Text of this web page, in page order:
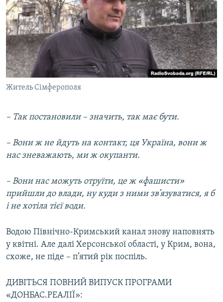
Житель Сімферополя
– Так постановили – значить, так має бути.
– Вони ж не йдуть на контакт, ця Україна, вони ж
нас зневажають, ми ж окупанти.
– Вони нас можуть отруїти, це ж «фашисти»
прийшли до влади, ну куди з ними зв’язуватися, я б
і не хотіла тієї води.
Водою Північно-Кримський канал знову наповнять
у квітні. Але далі Херсонської області, у Крим, вона,
схоже, не піде – п’ятий рік поспіль.
ДИВІТЬСЯ ПОВНИЙ ВИПУСК ПРОГРАМИ
«ДОНБАС.РЕАЛІЇ»: